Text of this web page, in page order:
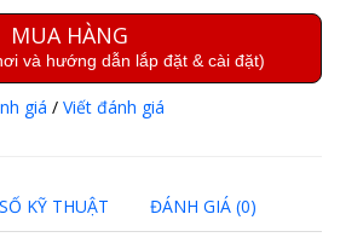
MUA HÀNG
và hướng dẫn lắp đặt & cài đặt)
giá / Viết đánh giá
KỸ THUẬT ĐÁNH GIÁ (0)